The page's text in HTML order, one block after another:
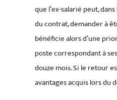
que l’ex-salarié peut,
du contrat, demander à
bénéficie alors d’une
poste correspondant à
douze mois. Si le retour
avantages acquis lors du